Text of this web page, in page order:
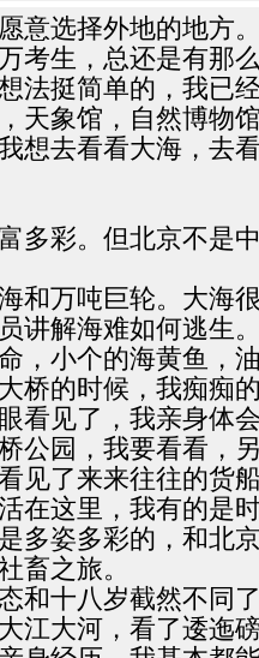
意选择外地的地方。
考生，总还是有那
法挺简单的，我已
天象馆，自然博物
想去看看大海，去
多彩。但北京不是
和万吨巨轮。大海
讲解海难如何逃生
，小个的海黄鱼，
桥的时候，我痴痴
看见了，我亲身体会
公园，我要看看，
见了来来往往的货船
在这里，我有的是
多姿多彩的，和北
畜之旅。
和十八岁截然不同
江大河，看了逶迤